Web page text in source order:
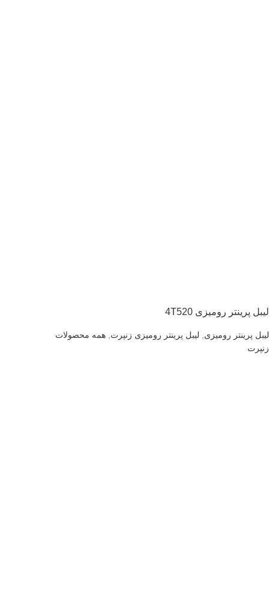
لیبل پرینتر رومیزی 4T520
لیبل پرینتر رومیزی لیبل پرینتر رومیزی زنپرت همه محصولات
زنپرت